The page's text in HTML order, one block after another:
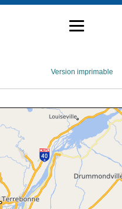
Version imprimable